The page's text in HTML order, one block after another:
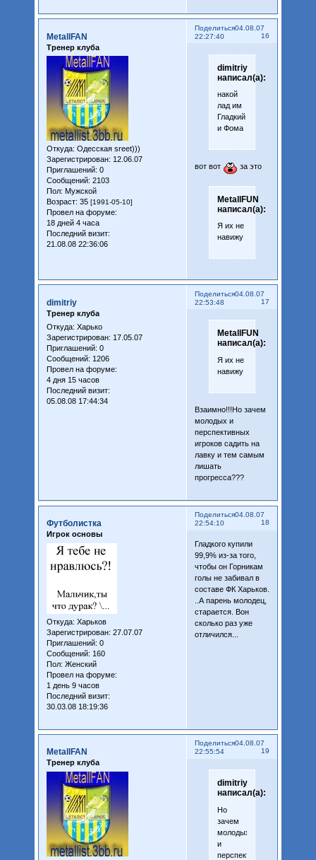
Поделиться
16
04.08.07
22:27:40
MetallFAN
Тренер клуба
Откуда: Одесская sreet)))
Зарегистрирован: 12.06.07
Приглашений: 0
Сообщений: 2103
Пол: Мужской
Возраст: 35 [1991-05-10]
Провел на форуме:
18 дней 4 часа
Последний визит:
21.08.08 22:36:06
dimitriy
написал(а):
накой
лад им
Гладкий
и Фома
вот вот за это
MetallFUN
написал(а):
Я их не
навижу
Поделиться
17
04.08.07
22:53:48
dimitriy
Тренер клуба
Откуда: Харько
Зарегистрирован: 17.05.07
Приглашений: 0
Сообщений: 1206
Провел на форуме:
4 дня 15 часов
Последний визит:
05.08.08 17:44:34
MetallFUN
написал(а):
Я их не
навижу
Взаимно!!!Но зачем
молодых и
перспективных
игроков садить на
лавку и тем самым
лишать
прогресса???
Поделиться
18
04.08.07
22:54:10
Футболистка
Игрок основы
Откуда: Харьков
Зарегистрирован: 27.07.07
Приглашений: 0
Сообщений: 160
Пол: Женский
Провел на форуме:
1 день 9 часов
Последний визит:
30.03.08 18:19:36
Гладкого купили
99,9% из-за того,
чтобы он Горникам
голы не забивал в
составе ФК Харьков.
..А парень молодец,
старается. Вон
сколько раз уже
отличился...
Поделиться
19
04.08.07
22:55:54
MetallFAN
Тренер клуба
dimitriy
написал(а):
Но
зачем
молодых
и
перспективных